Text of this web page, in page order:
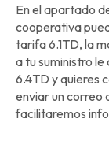
En el apartado
cooperativa
tarifa 6.1TD, la
a tu suministro
6.4TD y quieres
enviar un correo
facilitaremos